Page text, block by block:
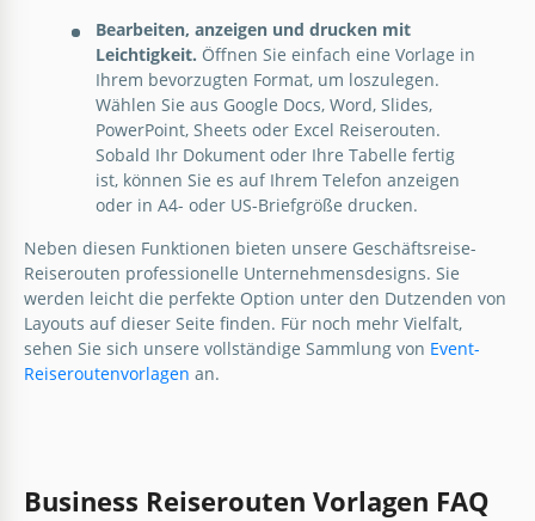
Bearbeiten, anzeigen und drucken mit
Leichtigkeit. Öffnen Sie einfach eine Vorlage in
Ihrem bevorzugten Format, um loszulegen.
Wählen Sie aus Google Docs, Word, Slides,
PowerPoint, Sheets oder Excel Reiserouten.
Sobald Ihr Dokument oder Ihre Tabelle fertig
ist, können Sie es auf Ihrem Telefon anzeigen
oder in A4- oder US-Briefgröße drucken.
Neben diesen Funktionen bieten unsere Geschäftsreise-
Reiserouten professionelle Unternehmensdesigns. Sie
werden leicht die perfekte Option unter den Dutzenden von
Layouts auf dieser Seite finden. Für noch mehr Vielfalt,
sehen Sie sich unsere vollständige Sammlung von Event-
Reiseroutenvorlagen an.
Business Reiserouten Vorlagen FAQ